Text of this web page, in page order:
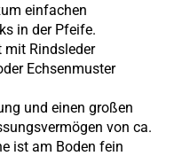
einfachen
in der Pfeife.
mit Rindsleder
Echsenmuster
und einen großen
von ca.
ist am Boden fein